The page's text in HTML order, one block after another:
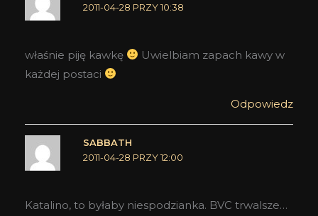
2011-04-28 PRZY 10:38
właśnie piję kawkę
Uwielbiam zapach kawy w
każdej postaci
Odpowiedz
SABBATH
2011-04-28 PRZY 12:00
Katalino, to byłaby niespodzianka. BVC trwalsze…